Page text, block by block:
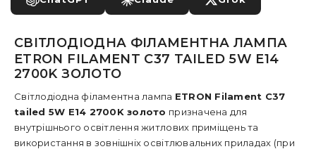
СВІТЛОДІОДНА ФІЛАМЕНТНА ЛАМПА
ETRON FILAMENT C37 TAILED 5W E14
2700K ЗОЛОТО
Світлодіодна філаментна лампа ETRON Filament C37
tailed 5W E14 2700K золото призначена для
внутрішнього освітлення житлових приміщень та
використання в зовнішніх освітлювальних приладах (при